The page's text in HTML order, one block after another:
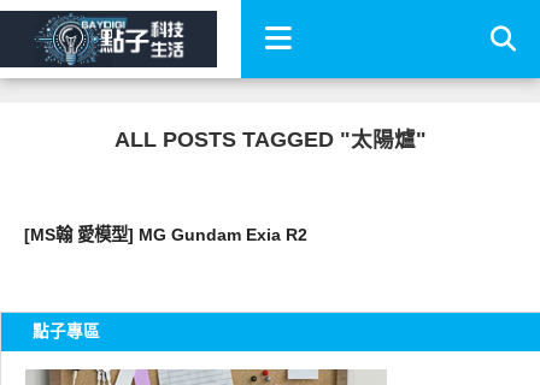
ALL POSTS TAGGED "太陽爐"
[MS翰 愛模型] MG Gundam Exia R2
點子專區